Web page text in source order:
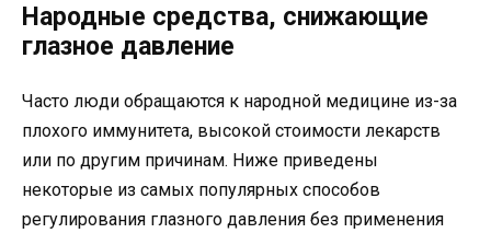
Народные средства, снижающие
глазное давление
Часто люди обращаются к народной медицине из-за
плохого иммунитета, высокой стоимости лекарств
или по другим причинам. Ниже приведены
некоторые из самых популярных способов
регулирования глазного давления без применения